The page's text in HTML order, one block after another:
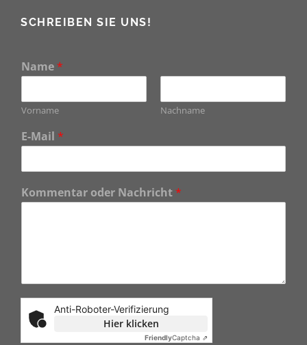
SCHREIBEN SIE UNS!
Name *
Vorname Nachname
E-Mail *
Kommentar oder Nachricht *
Anti-Roboter-Verifizierung
Hier klicken
FriendlyCaptcha ⇗